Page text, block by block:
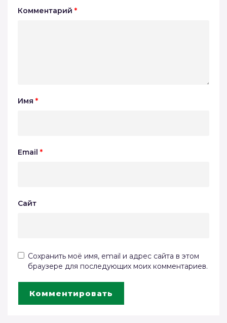
Комментарий *
Имя *
Email *
Сайт
Сохранить моё имя, email и адрес сайта в этом
браузере для последующих моих комментариев.